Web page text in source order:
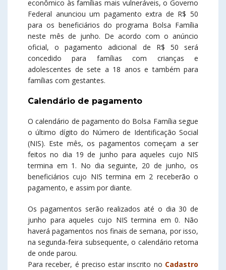
econômico às famílias mais vulneráveis, o Governo
Federal anunciou um pagamento extra de R$ 50
para os beneficiários do programa Bolsa Família
neste mês de junho. De acordo com o anúncio
oficial, o pagamento adicional de R$ 50 será
concedido para famílias com crianças e
adolescentes de sete a 18 anos e também para
famílias com gestantes.
Calendário de pagamento
O calendário de pagamento do Bolsa Família segue
o último dígito do Número de Identificação Social
(NIS). Este mês, os pagamentos começam a ser
feitos no dia 19 de junho para aqueles cujo NIS
termina em 1. No dia seguinte, 20 de junho, os
beneficiários cujo NIS termina em 2 receberão o
pagamento, e assim por diante.
Os pagamentos serão realizados até o dia 30 de
junho para aqueles cujo NIS termina em 0. Não
haverá pagamentos nos finais de semana, por isso,
na segunda-feira subsequente, o calendário retoma
de onde parou.
Para receber, é preciso estar inscrito no Cadastro